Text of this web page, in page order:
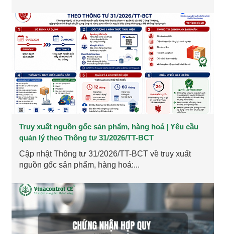
Truy xuất nguồn gốc sản phẩm, hàng hoá | Yêu cầu
quản lý theo Thông tư 31/2026/TT-BCT
Cập nhật Thông tư 31/2026/TT-BCT về truy xuất
nguồn gốc sản phẩm, hàng hoá:...